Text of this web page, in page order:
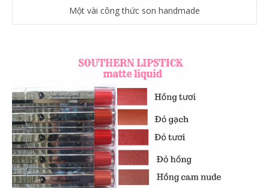
Một vài công thức son handmade